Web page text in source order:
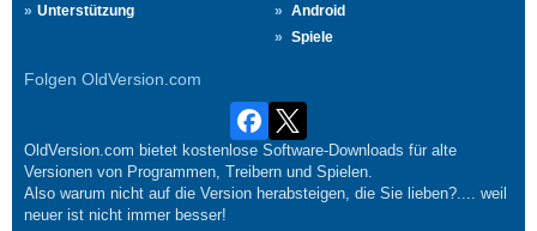
Unterstützung
Android
Spiele
Folgen OldVersion.com
OldVersion.com bietet kostenlose Software-Downloads für alte
Versionen von Programmen, Treibern und Spielen.
Also warum nicht auf die Version herabsteigen, die Sie lieben?.... weil
neuer ist nicht immer besser!